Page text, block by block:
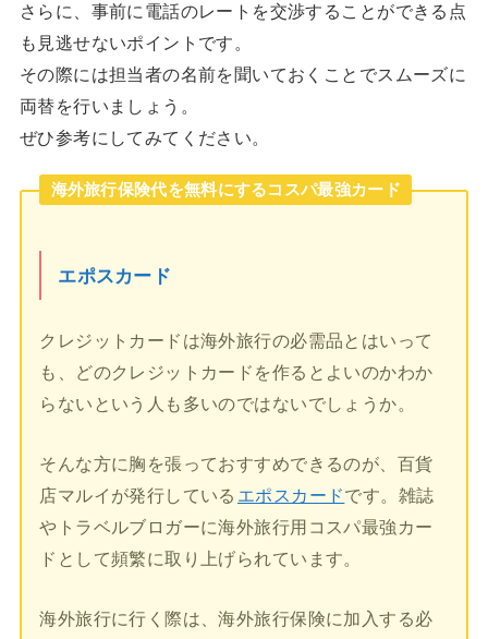
さらに、事前に電話のレートを交渉することができる点
も見逃せないポイントです。
その際には担当者の名前を聞いておくことでスムーズに
両替を行いましょう。
ぜひ参考にしてみてください。
海外旅行保険代を無料にするコスパ最強カード
エポスカード
クレジットカードは海外旅行の必需品とはいって
も、どのクレジットカードを作るとよいのかわか
らないという人も多いのではないでしょうか。
そんな方に胸を張っておすすめできるのが、百貨
店マルイが発行している エポスカードです。雑誌
やトラベルブロガーに海外旅行用コスパ最強カー
ドとして頻繁に取り上げられています。
海外旅行に行く際は、海外旅行保険に加入する必